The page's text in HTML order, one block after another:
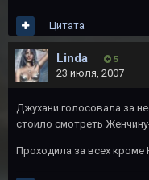
Цитата
Linda 5
23 июля, 2007
Джухани голосовала за
стоило смотреть
Проходила за всех кроме